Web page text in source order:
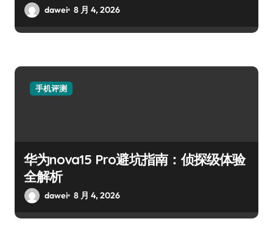
dawei 8 月 4, 2026
手机评测
华为nova15 Pro避坑指南：侦探级体验
全解析
dawei 8 月 4, 2026